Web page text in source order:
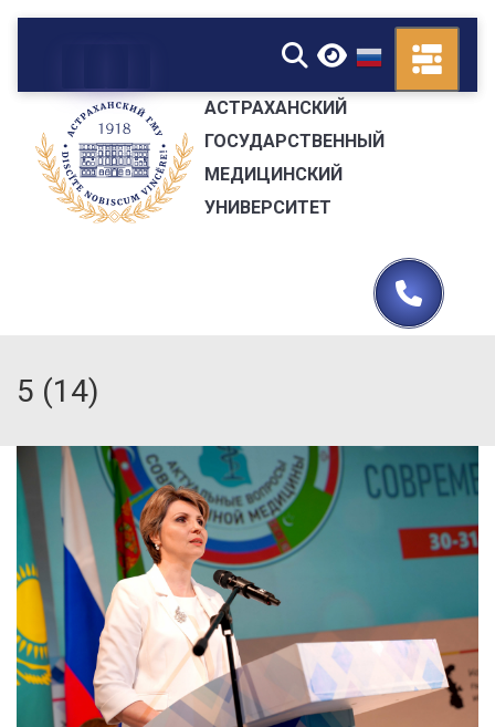
▼
АСТРАХАНСКИЙ
ГОСУДАРСТВЕННЫЙ
МЕДИЦИНСКИЙ
УНИВЕРСИТЕТ
5 (14)